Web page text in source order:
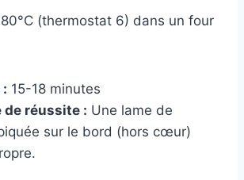
(thermostat 6) dans un four
: 15-18 minutes
de réussite : Une lame de
sur le bord (hors cœur)